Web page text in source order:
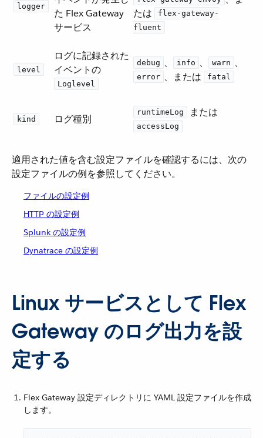
logger
た Flex Gateway
サービス
たは ​
flex-gateway-
fluent
level
ログに記録された
イベントの ​
Loglevel
debug ​、​ info ​、​ warn ​、​
error ​、または ​ fatal
kind ログ種別
runtimeLog ​ または ​
accessLog
適用された値を含む設定ファイルを確認するには、次の
設定ファイルの例を参照してください。
ファイルの設定例
HTTP の設定例
Splunk の設定例
Dynatrace の設定例
Linux サービスとして Flex
Gateway のログ出力を設
定する
Flex Gateway 設定ディレクトリに YAML 設定ファイルを作成
します。